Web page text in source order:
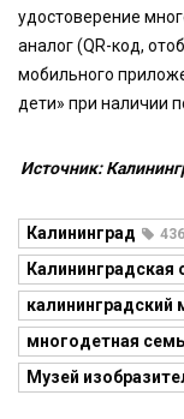
удостоверение
аналог (QR-код,
мобильного
дети» при наличии
Источник:
Калининград
Калининградская
калининградский
многодетная
Музей